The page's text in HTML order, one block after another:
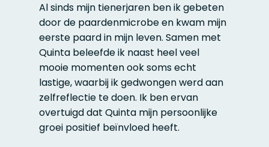
Al sinds mijn tienerjaren ben ik gebeten
door de paardenmicrobe en kwam mijn
eerste paard in mijn leven. Samen met
Quinta beleefde ik naast heel veel
mooie momenten ook soms echt
lastige, waarbij ik gedwongen werd aan
zelfreflectie te doen. Ik ben ervan
overtuigd dat Quinta mijn persoonlijke
groei positief beïnvloed heeft.